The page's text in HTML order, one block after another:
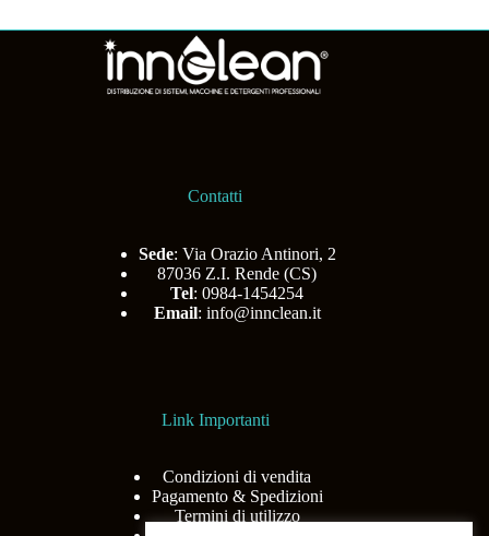
Contatti
Sede: Via Orazio Antinori, 2
87036 Z.I. Rende (CS)
Tel: 0984-1454254
Email: info@innclean.it
Link Importanti
Condizioni di vendita
Pagamento & Spedizioni
Termini di utilizzo